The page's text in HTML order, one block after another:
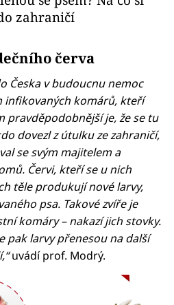
zahraničí
červa
Česka v budoucnu nemoc
komárů, kteří
pravděpodobnější je, že se tu
dovezl z útulku ze zahraničí,
se svým majitelem a
Červi, kteří se u nich
těle produkují nové larvy,
psa. Takové zvíře je
komáry – nakazí jich stovky.
pak larvy přenesou na další
uvádí prof. Modrý.